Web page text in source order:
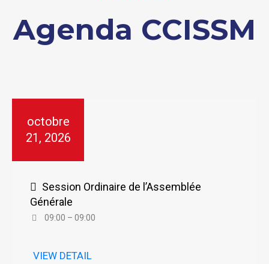
Agenda CCISSM
octobre
21, 2026
Session Ordinaire de l’Assemblée
Générale
09:00 – 09:00
VIEW DETAIL